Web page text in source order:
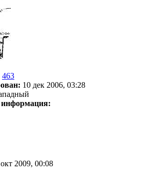
463
10 дек 2006, 03:28
2009, 00:08